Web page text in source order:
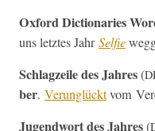
Oxford Dic­tio­nar­ies
uns let­ztes JahrSelf­ie
Schlagzeile des Jahres(
ber. Verunglücktvom
Jugend­wort des Jahres(